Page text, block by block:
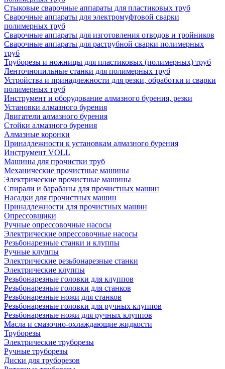
Стыковые сварочные аппараты для пластиковых труб
Сварочные аппараты для электромуфтовой сварки
полимерных труб
Сварочные аппараты для изготовления отводов и тройников
Сварочные аппараты для раструбной сварки полимерных
труб
Труборезы и ножницы для пластиковых (полимерных) труб
Ленточнопильные станки для полимерных труб
Устройства и принадлежности для резки, обработки и сварки
полимерных труб
Инструмент и оборудование алмазного бурения, резки
Установки алмазного бурения
Двигатели алмазного бурения
Стойки алмазного бурения
Алмазные коронки
Принадлежности к установкам алмазного бурения
Инструмент VOLL
Машины для прочистки труб
Механические прочистные машины
Электрические прочистные машины
Спирали и барабаны для прочистных машин
Насадки для прочистных машин
Принадлежности для прочистных машин
Опрессовщики
Ручные опрессовочные насосы
Электрические опрессовочные насосы
Резьбонарезные станки и клуппы
Ручные клуппы
Электрические резьбонарезные станки
Электрические клуппы
Резьбонарезные головки для клуппов
Резьбонарезные головки для станков
Резьбонарезные ножи для станков
Резьбонарезные головки для ручных клуппов
Резьбонарезные ножи для ручных клуппов
Масла и смазочно-охлаждающие жидкости
Труборезы
Электрические труборезы
Ручные труборезы
Диски для труборезов